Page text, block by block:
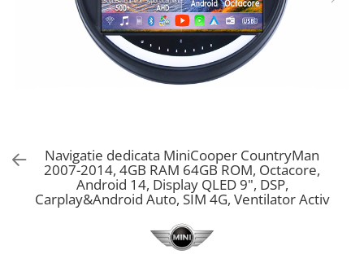
Navigatie dedicata MiniCooper CountryMan
2007-2014, 4GB RAM 64GB ROM, Octacore,
Android 14, Display QLED 9", DSP,
Carplay&Android Auto, SIM 4G, Ventilator Activ